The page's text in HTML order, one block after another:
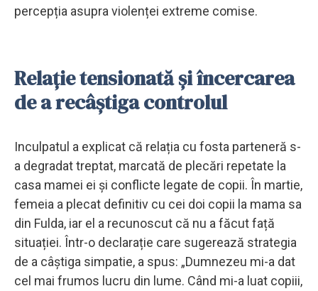
percepția asupra violenței extreme comise.
Relație tensionată și încercarea
de a recâștiga controlul
Inculpatul a explicat că relația cu fosta parteneră s-
a degradat treptat, marcată de plecări repetate la
casa mamei ei și conflicte legate de copii. În martie,
femeia a plecat definitiv cu cei doi copii la mama sa
din Fulda, iar el a recunoscut că nu a făcut față
situației. Într-o declarație care sugerează strategia
de a câștiga simpatie, a spus: „Dumnezeu mi-a dat
cel mai frumos lucru din lume. Când mi-a luat copiii,